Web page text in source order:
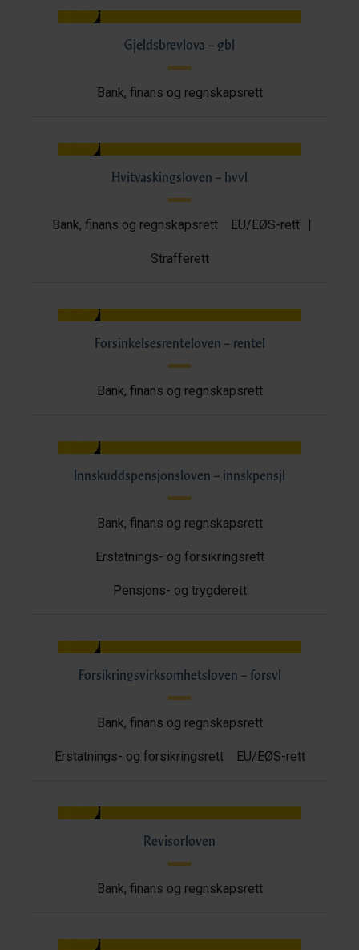
Gjeldsbrevlova – gbl
Bank, finans og regnskapsrett
Hvitvaskingsloven – hvvl
Bank, finans og regnskapsrett EU/EØS-rett |
Strafferett
Forsinkelsesrenteloven – rentel
Bank, finans og regnskapsrett
Innskuddspensjonsloven – innskpensjl
Bank, finans og regnskapsrett
Erstatnings- og forsikringsrett
Pensjons- og trygderett
Forsikringsvirksomhetsloven – forsvl
Bank, finans og regnskapsrett
Erstatnings- og forsikringsrett EU/EØS-rett
Revisorloven
Bank, finans og regnskapsrett